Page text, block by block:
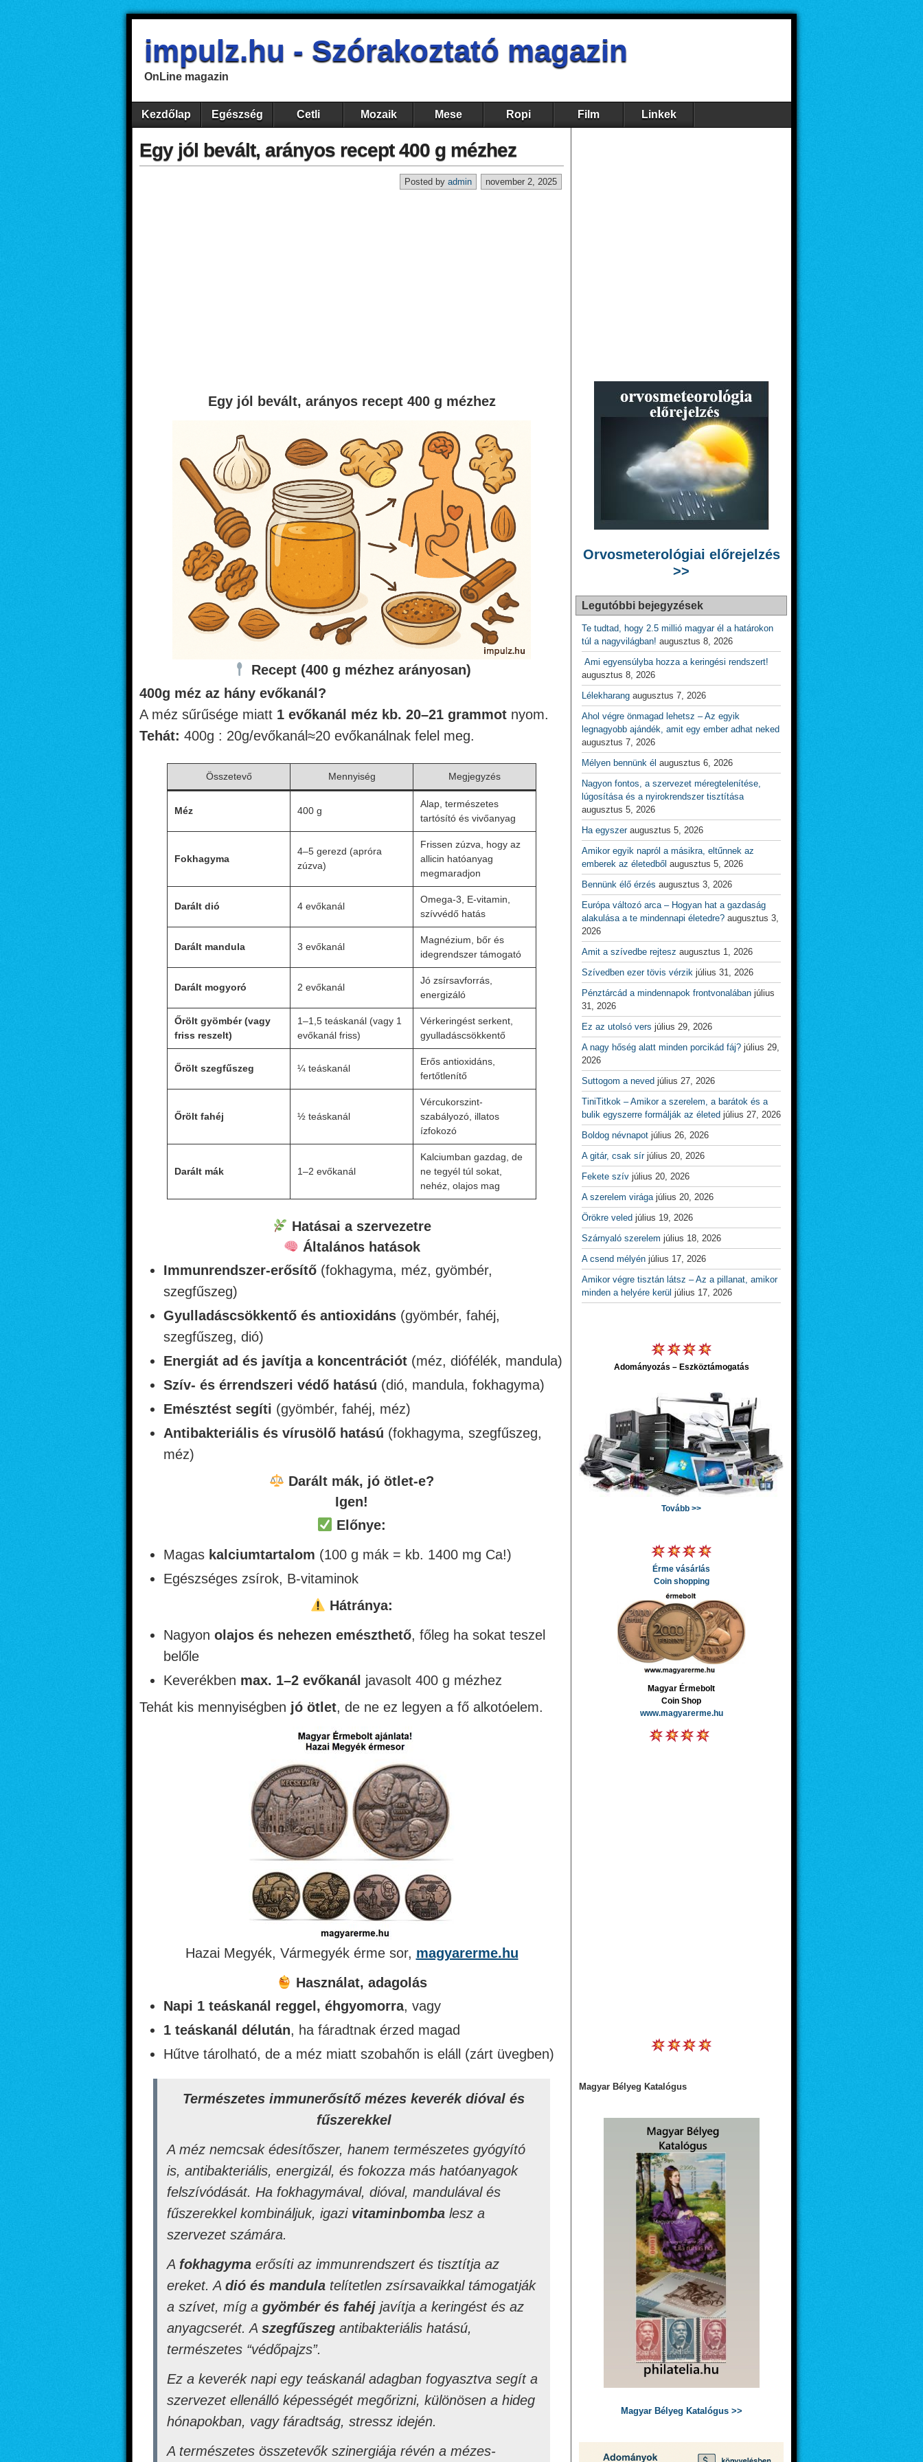
impulz.hu - Szórakoztató magazin
OnLine magazin
Kezdőlap Egészség Cetli Mozaik Mese Ropi Film Linkek
Egy jól bevált, arányos recept 400 g mézhez
november 2, 2025
Posted by admin
Egy jól bevált, arányos recept 400 g mézhez
Recept (400 g mézhez arányosan)
400g méz az hány evőkanál?
A méz sűrűsége miatt 1 evőkanál méz kb. 20–21 grammot nyom.
Tehát: 400g : 20g/evőkanál≈20 evőkanálnak felel meg.
Összetevő Mennyiség Megjegyzés
Méz 400 g
Alap, természetes
tartósító és vivőanyag
Fokhagyma
4–5 gerezd (apróra
zúzva)
Frissen zúzva, hogy az
allicin hatóanyag
megmaradjon
Darált dió 4 evőkanál
Omega-3, E-vitamin,
szívvédő hatás
Darált mandula 3 evőkanál
Magnézium, bőr és
idegrendszer támogató
Darált mogyoró 2 evőkanál
Jó zsírsavforrás,
energizáló
Őrölt gyömbér (vagy
friss reszelt)
1–1,5 teáskanál (vagy 1
evőkanál friss)
Vérkeringést serkent,
gyulladáscsökkentő
Őrölt szegfűszeg ¼ teáskanál
Erős antioxidáns,
fertőtlenítő
Őrölt fahéj ½ teáskanál
Vércukorszint-
szabályozó, illatos
ízfokozó
Darált mák 1–2 evőkanál
Kalciumban gazdag, de
ne tegyél túl sokat,
nehéz, olajos mag
Hatásai a szervezetre
Általános hatások
Immunrendszer-erősítő (fokhagyma, méz, gyömbér,
szegfűszeg)
Gyulladáscsökkentő és antioxidáns (gyömbér, fahéj,
szegfűszeg, dió)
Energiát ad és javítja a koncentrációt (méz, diófélék, mandula)
Szív- és érrendszeri védő hatású (dió, mandula, fokhagyma)
Emésztést segíti (gyömbér, fahéj, méz)
Antibakteriális és vírusölő hatású (fokhagyma, szegfűszeg,
méz)
Darált mák, jó ötlet-e?
Igen!
Előnye:
Magas kalciumtartalom (100 g mák = kb. 1400 mg Ca!)
Egészséges zsírok, B-vitaminok
Hátránya:
Nagyon olajos és nehezen emészthető, főleg ha sokat teszel
belőle
Keverékben max. 1–2 evőkanál javasolt 400 g mézhez
Tehát kis mennyiségben jó ötlet, de ne ez legyen a fő alkotóelem.
Hazai Megyék, Vármegyék érme sor, magyarerme.hu
Használat, adagolás
Napi 1 teáskanál reggel, éhgyomorra, vagy
1 teáskanál délután, ha fáradtnak érzed magad
Hűtve tárolható, de a méz miatt szobahőn is eláll (zárt üvegben)
Természetes immunerősítő mézes keverék dióval és
fűszerekkel
A méz nemcsak édesítőszer, hanem természetes gyógyító
is, antibakteriális, energizál, és fokozza más hatóanyagok
felszívódását. Ha fokhagymával, dióval, mandulával és
fűszerekkel kombináljuk, igazi vitaminbomba lesz a
szervezet számára.
A fokhagyma erősíti az immunrendszert és tisztítja az
ereket. A dió és mandula telítetlen zsírsavaikkal támogatják
a szívet, míg a gyömbér és fahéj javítja a keringést és az
anyagcserét. A szegfűszeg antibakteriális hatású,
természetes “védőpajzs”.
Ez a keverék napi egy teáskanál adagban fogyasztva segít a
szervezet ellenálló képességét megőrizni, különösen a hideg
hónapokban, vagy fáradtság, stressz idején.
A természetes összetevők szinergiája révén a mézes-
Orvosmeterológiai előrejelzés
>>
Legutóbbi bejegyzések
Te tudtad, hogy 2.5 millió magyar él a határokon
túl a nagyvilágban! augusztus 8, 2026
Ami egyensúlyba hozza a keringési rendszert!
augusztus 8, 2026
Lélekharang augusztus 7, 2026
Ahol végre önmagad lehetsz – Az egyik
legnagyobb ajándék, amit egy ember adhat neked
augusztus 7, 2026
Mélyen bennünk él augusztus 6, 2026
Nagyon fontos, a szervezet méregtelenítése,
lúgosítása és a nyirokrendszer tisztítása
augusztus 5, 2026
Ha egyszer augusztus 5, 2026
Amikor egyik napról a másikra, eltűnnek az
emberek az életedből augusztus 5, 2026
Bennünk élő érzés augusztus 3, 2026
Európa változó arca – Hogyan hat a gazdaság
alakulása a te mindennapi életedre? augusztus 3,
2026
Amit a szívedbe rejtesz augusztus 1, 2026
Szívedben ezer tövis vérzik július 31, 2026
Pénztárcád a mindennapok frontvonalában július
31, 2026
Ez az utolsó vers július 29, 2026
A nagy hőség alatt minden porcikád fáj? július 29,
2026
Suttogom a neved július 27, 2026
TiniTitkok – Amikor a szerelem, a barátok és a
bulik egyszerre formálják az életed július 27, 2026
Boldog névnapot július 26, 2026
A gitár, csak sír július 20, 2026
Fekete szív július 20, 2026
A szerelem virága július 20, 2026
Örökre veled július 19, 2026
Szárnyaló szerelem július 18, 2026
A csend mélyén július 17, 2026
Amikor végre tisztán látsz – Az a pillanat, amikor
minden a helyére kerül július 17, 2026
Adományozás – Eszköztámogatás
Tovább >>
Érme vásárlás
Coin shopping
Magyar Érmebolt
Coin Shop
www.magyarerme.hu
Magyar Bélyeg Katalógus
Magyar Bélyeg Katalógus >>